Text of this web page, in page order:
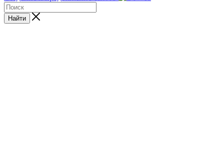
Найти